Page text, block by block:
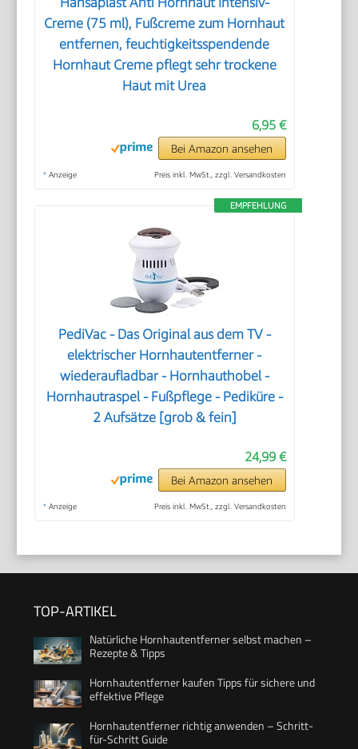
Creme (75 ml), Fußcreme zum Hornhaut
entfernen, feuchtigkeitsspendende
Hornhaut Creme pflegt sehr trockene
Haut mit Urea
6,95 €
Bei Amazon ansehen
* Anzeige Preis inkl. MwSt., zzgl. Versandkosten
EMPFEHLUNG
PediVac - Das Original aus dem TV -
elektrischer Hornhautentferner -
wiederaufladbar - Hornhauthobel -
Hornhautraspel - Fußpflege - Pediküre -
2 Aufsätze [grob & fein]
24,99 €
Bei Amazon ansehen
* Anzeige Preis inkl. MwSt., zzgl. Versandkosten
TOP-ARTIKEL
Natürliche Hornhautentferner selbst machen –
Rezepte & Tipps
Hornhautentferner kaufen Tipps für sichere und
effektive Pflege
Hornhautentferner richtig anwenden – Schritt-
für-Schritt Guide